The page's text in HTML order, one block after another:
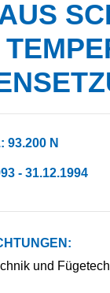
93.200 N
- 31.12.1994
und